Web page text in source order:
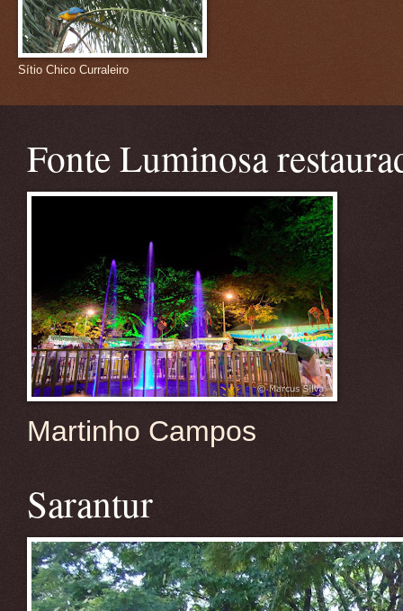
Sítio Chico Curraleiro
Fonte Luminosa
Martinho Campos
Sarantur